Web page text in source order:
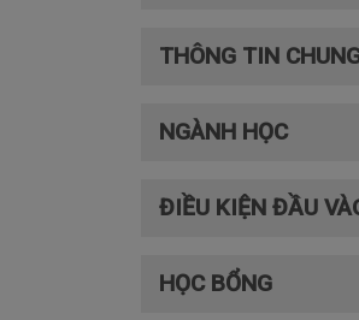
THÔNG TIN
NGÀNH HỌC
ĐIỀU KIỆN ĐẦU
HỌC BỔNG